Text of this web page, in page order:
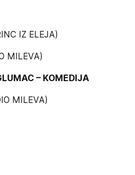
IZ ELEJA)
MILEVA)
– KOMEDIJA
MILEVA)